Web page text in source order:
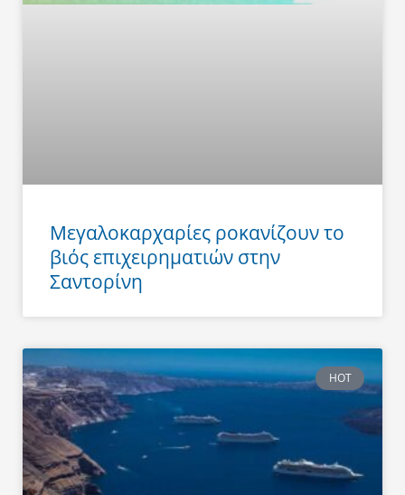
Μεγαλοκαρχαρίες ροκανίζουν το
βιός επιχειρηματιών στην
Σαντορίνη
HOT